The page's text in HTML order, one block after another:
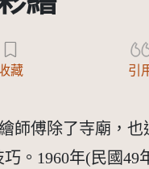
藏 引
師傅除了寺廟，
。1960年(民國